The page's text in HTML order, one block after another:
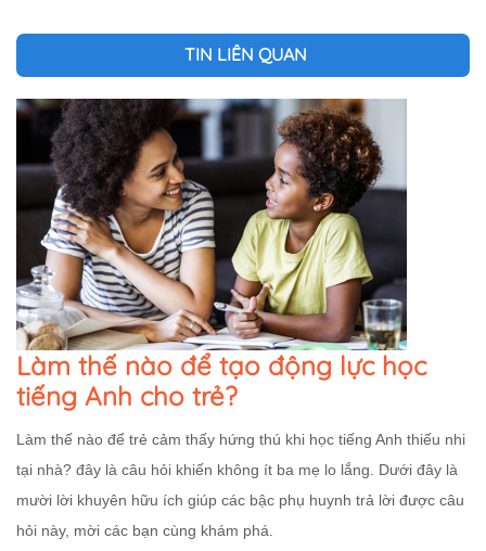
TIN LIÊN QUAN
Làm thế nào để tạo động lực học
tiếng Anh cho trẻ?
Làm thế nào để trẻ cảm thấy hứng thú khi học tiếng Anh thiếu nhi
tại nhà? đây là câu hỏi khiến không ít ba mẹ lo lắng. Dưới đây là
mười lời khuyên hữu ích giúp các bậc phụ huynh trả lời được câu
hỏi này, mời các bạn cùng khám phá.